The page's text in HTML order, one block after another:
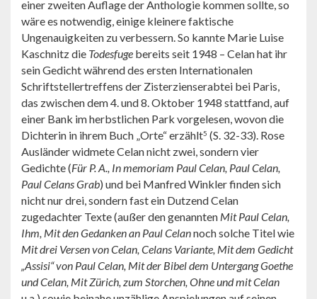
einer zweiten Auflage der Anthologie kommen sollte, so
wäre es notwendig, einige kleinere faktische
Ungenauigkeiten zu verbessern. So kannte Marie Luise
Kaschnitz die Todesfuge bereits seit 1948 – Celan hat ihr
sein Gedicht während des ersten Internationalen
Schriftstellertreffens der Zisterzienserabtei bei Paris,
das zwischen dem 4. und 8. Oktober 1948 stattfand, auf
einer Bank im herbstlichen Park vorgelesen, wovon die
Dichterin in ihrem Buch „Orte“ erzählt5 (S. 32-33). Rose
Ausländer widmete Celan nicht zwei, sondern vier
Gedichte (Für P. A., In memoriam Paul Celan, Paul Celan,
Paul Celans Grab) und bei Manfred Winkler finden sich
nicht nur drei, sondern fast ein Dutzend Celan
zugedachter Texte (außer den genannten Mit Paul Celan,
Ihm, Mit den Gedanken an Paul Celannoch solche Titel wie
Mit drei Versen von Celan, Celans Variante, Mit dem Gedicht
„Assisi“ von Paul Celan, Mit der Bibel dem Untergang Goethe
und Celan, Mit Zürich, zum Storchen, Ohne und mit Celan